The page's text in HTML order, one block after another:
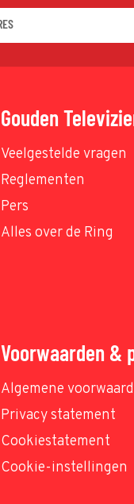
Gouden
Veelgestelde vragen
Reglementen
Pers
Alles over de Ring
Voorwaarden &
Algemene
Privacy statement
Cookiestatement
Cookie-instellingen